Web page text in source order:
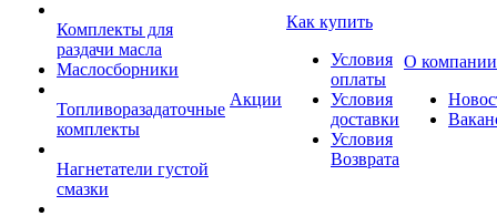
Комплекты для
раздачи масла
Маслосборники
Топливоразадаточные
комплекты
Нагнетатели густой
смазки
Акции
Как купить
Условия
оплаты
Условия
доставки
Условия
Возврата
О компании